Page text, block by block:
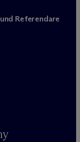
Referendare